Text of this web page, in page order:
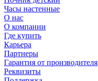
Часы настенные
О нас
О компании
Где купить
Карьера
Партнеры
Гарантия от производителя
Реквизиты